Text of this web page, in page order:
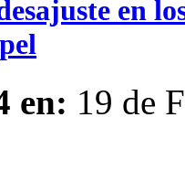
en
en: 19 de